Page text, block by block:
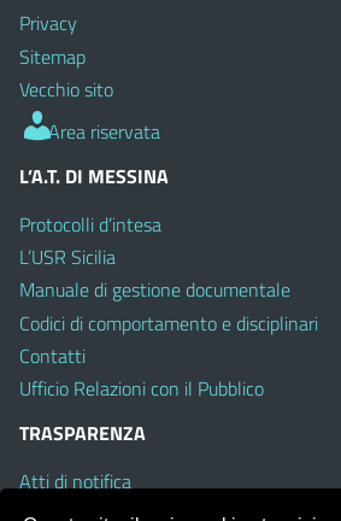
Privacy
Sitemap
Vecchio sito
Area riservata
L’A.T. DI MESSINA
Protocolli d’intesa
L’USR Sicilia
Manuale di gestione documentale
Codici di comportamento e disciplinari
Contatti
Ufficio Relazioni con il Pubblico
TRASPARENZA
Atti di notifica
Albo on line